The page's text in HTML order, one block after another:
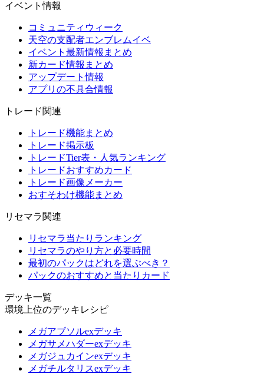
イベント情報
コミュニティウィーク
天空の支配者エンブレムイベ
イベント最新情報まとめ
新カード情報まとめ
アップデート情報
アプリの不具合情報
トレード関連
トレード機能まとめ
トレード掲示板
トレードTier表・人気ランキング
トレードおすすめカード
トレード画像メーカー
おすそわけ機能まとめ
リセマラ関連
リセマラ当たりランキング
リセマラのやり方と必要時間
最初のパックはどれを選ぶべき？
パックのおすすめと当たりカード
デッキ一覧
環境上位のデッキレシピ
メガアブソルexデッキ
メガサメハダーexデッキ
メガジュカインexデッキ
メガチルタリスexデッキ